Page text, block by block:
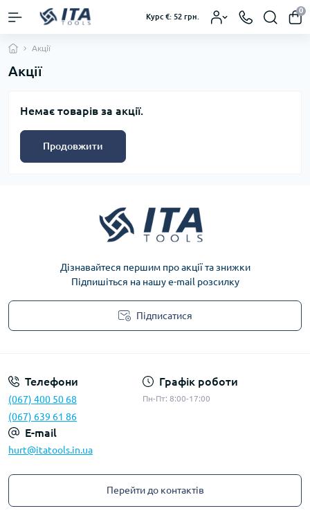
Курс €: 52 грн.
0
Акції
Акції
Немає товарів за акції.
Продовжити
Дізнавайтеся першим про акції та знижки
Підпишіться на нашу e-mail розсилку
Підписатися
Телефони
(067) 400 50 68
(067) 639 61 86
Графік роботи
Пн-Пт: 8:00-17:00
E-mail
hurt@itatools.in.ua
Перейти до контактів